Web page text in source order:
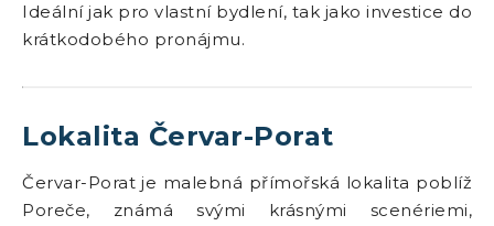
Ideální jak pro vlastní bydlení, tak jako investice do
krátkodobého pronájmu.
Lokalita Červar-Porat
Červar-Porat je malebná přímořská lokalita poblíž
Poreče, známá svými krásnými scenériemi,